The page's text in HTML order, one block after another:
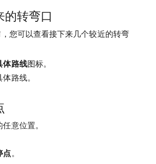
的转弯口
您可以查看接下来几个较近的转弯
体路线图标。
路线。
意位置。
点。